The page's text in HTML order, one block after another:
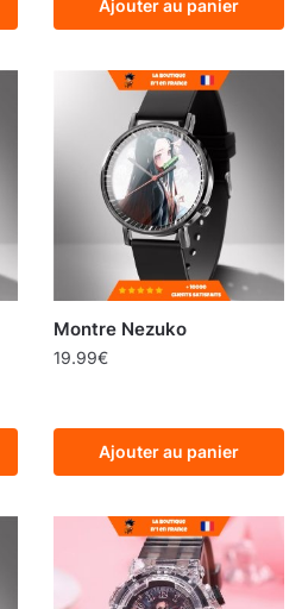
Ajouter au panier
Montre Nezuko
19.99€
Ajouter au panier